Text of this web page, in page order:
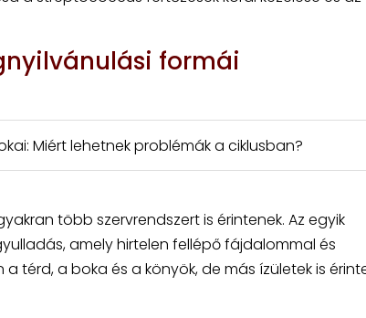
formái
Miért lehetnek problémák a ciklusban?
több szervrendszert is érintenek. Az egyik
amely hirtelen fellépő fájdalommal és
térd, a boka és a könyök, de más ízületek is